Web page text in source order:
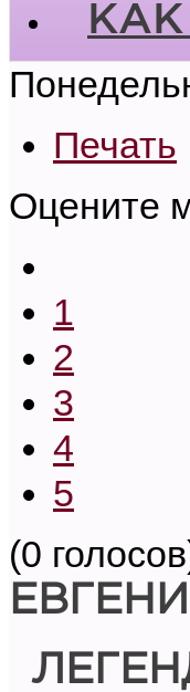
Печать
Оцените
1
2
3
4
5
(0